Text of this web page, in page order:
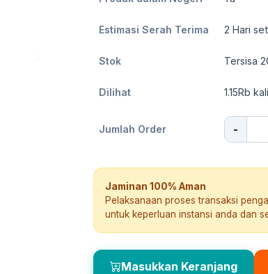
Estimasi Serah Terima 2 Hari
Stok Tersisa
Dilihat 1.15Rb kali
Jumlah Order -
Jaminan 100% Aman
Pelaksanaan proses transaksi
untuk keperluan instansi anda dan
Masukkan Keranjang